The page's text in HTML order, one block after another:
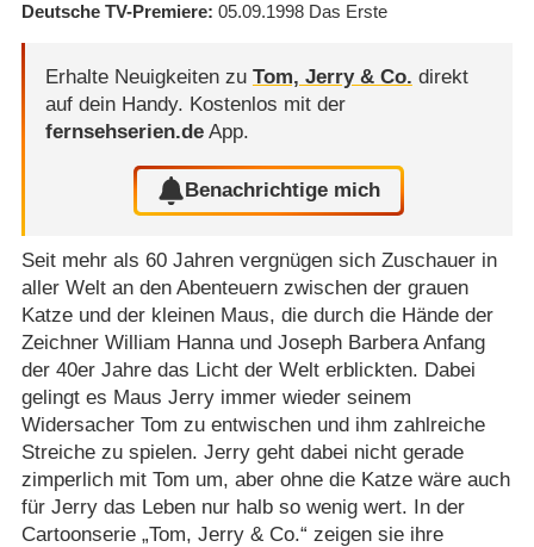
Deutsche TV-Premiere 05.09.1998 Das Erste
Erhalte Neuigkeiten zu Tom, Jerry & Co. direkt
auf dein Handy. Kostenlos mit der
fernsehserien.deApp.
Benachrichtige mich
Seit mehr als 60 Jahren vergnügen sich Zuschauer in
aller Welt an den Abenteuern zwischen der grauen
Katze und der kleinen Maus, die durch die Hände der
Zeichner William Hanna und Joseph Barbera Anfang
der 40er Jahre das Licht der Welt erblickten. Dabei
gelingt es Maus Jerry immer wieder seinem
Widersacher Tom zu entwischen und ihm zahlreiche
Streiche zu spielen. Jerry geht dabei nicht gerade
zimperlich mit Tom um, aber ohne die Katze wäre auch
für Jerry das Leben nur halb so wenig wert. In der
Cartoonserie „Tom, Jerry & Co.“ zeigen sie ihre